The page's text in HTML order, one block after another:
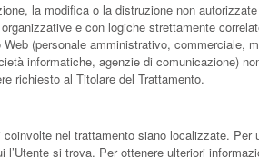
la modifica o la distruzione non
e con logiche strettamente
(personale amministrativo, commerciale,
informatiche, agenzie di comunicazione)
richiesto al Titolare del Trattamento.
nel trattamento siano localizzate.
si trova. Per ottenere ulteriori